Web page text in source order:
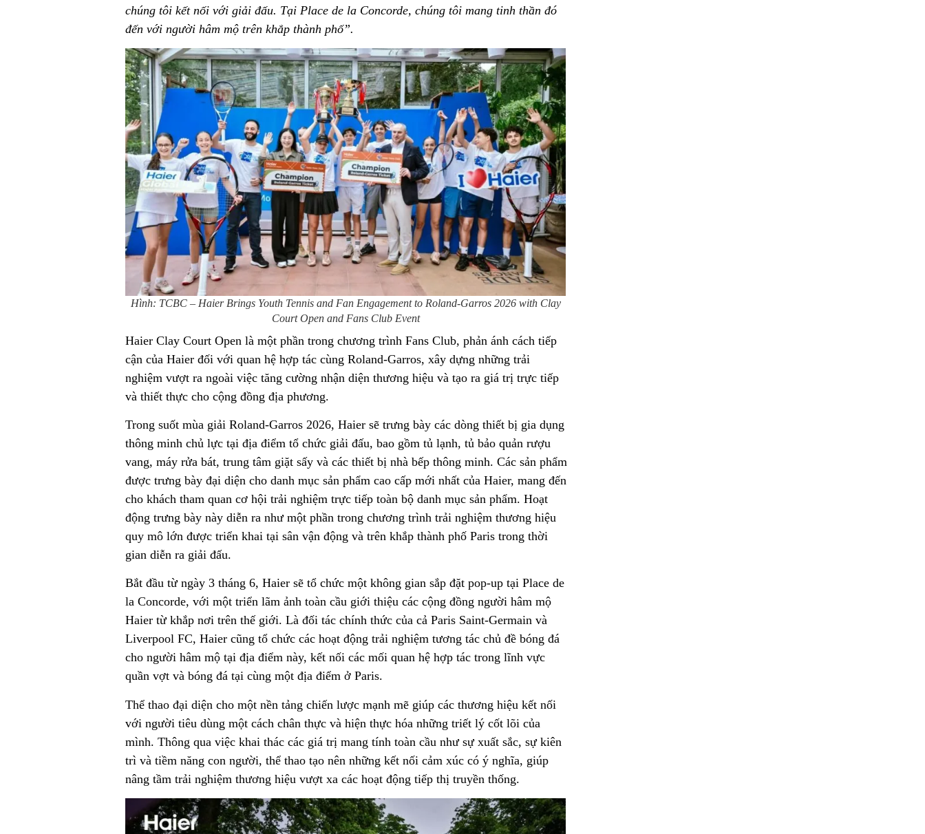
chúng tôi kết nối với giải đấu. Tại Place de la Concorde, chúng tôi mang tinh thần đó
đến với người hâm mộ trên khắp thành phố”.
Hình: TCBC – Haier Brings Youth Tennis and Fan Engagement to Roland-Garros 2026 with Clay
Court Open and Fans Club Event
Haier Clay Court Open là một phần trong chương trình Fans Club, phản ánh cách tiếp
cận của Haier đối với quan hệ hợp tác cùng Roland-Garros, xây dựng những trải
nghiệm vượt ra ngoài việc tăng cường nhận diện thương hiệu và tạo ra giá trị trực tiếp
và thiết thực cho cộng đồng địa phương.
Trong suốt mùa giải Roland-Garros 2026, Haier sẽ trưng bày các dòng thiết bị gia dụng
thông minh chủ lực tại địa điểm tổ chức giải đấu, bao gồm tủ lạnh, tủ bảo quản rượu
vang, máy rửa bát, trung tâm giặt sấy và các thiết bị nhà bếp thông minh. Các sản phẩm
được trưng bày đại diện cho danh mục sản phẩm cao cấp mới nhất của Haier, mang đến
cho khách tham quan cơ hội trải nghiệm trực tiếp toàn bộ danh mục sản phẩm. Hoạt
động trưng bày này diễn ra như một phần trong chương trình trải nghiệm thương hiệu
quy mô lớn được triển khai tại sân vận động và trên khắp thành phố Paris trong thời
gian diễn ra giải đấu.
Bắt đầu từ ngày 3 tháng 6, Haier sẽ tổ chức một không gian sắp đặt pop-up tại Place de
la Concorde, với một triển lãm ảnh toàn cầu giới thiệu các cộng đồng người hâm mộ
Haier từ khắp nơi trên thế giới. Là đối tác chính thức của cả Paris Saint-Germain và
Liverpool FC, Haier cũng tổ chức các hoạt động trải nghiệm tương tác chủ đề bóng đá
cho người hâm mộ tại địa điểm này, kết nối các mối quan hệ hợp tác trong lĩnh vực
quần vợt và bóng đá tại cùng một địa điểm ở Paris.
Thể thao đại diện cho một nền tảng chiến lược mạnh mẽ giúp các thương hiệu kết nối
với người tiêu dùng một cách chân thực và hiện thực hóa những triết lý cốt lõi của
mình. Thông qua việc khai thác các giá trị mang tính toàn cầu như sự xuất sắc, sự kiên
trì và tiềm năng con người, thể thao tạo nên những kết nối cảm xúc có ý nghĩa, giúp
nâng tầm trải nghiệm thương hiệu vượt xa các hoạt động tiếp thị truyền thống.